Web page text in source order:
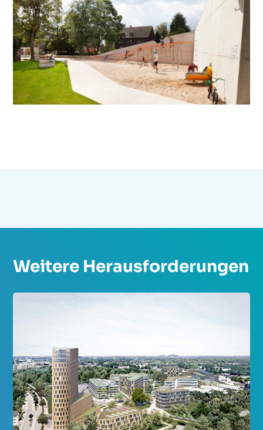
Weitere Herausforderungen